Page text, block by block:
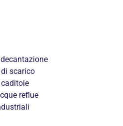
scarico
reflue